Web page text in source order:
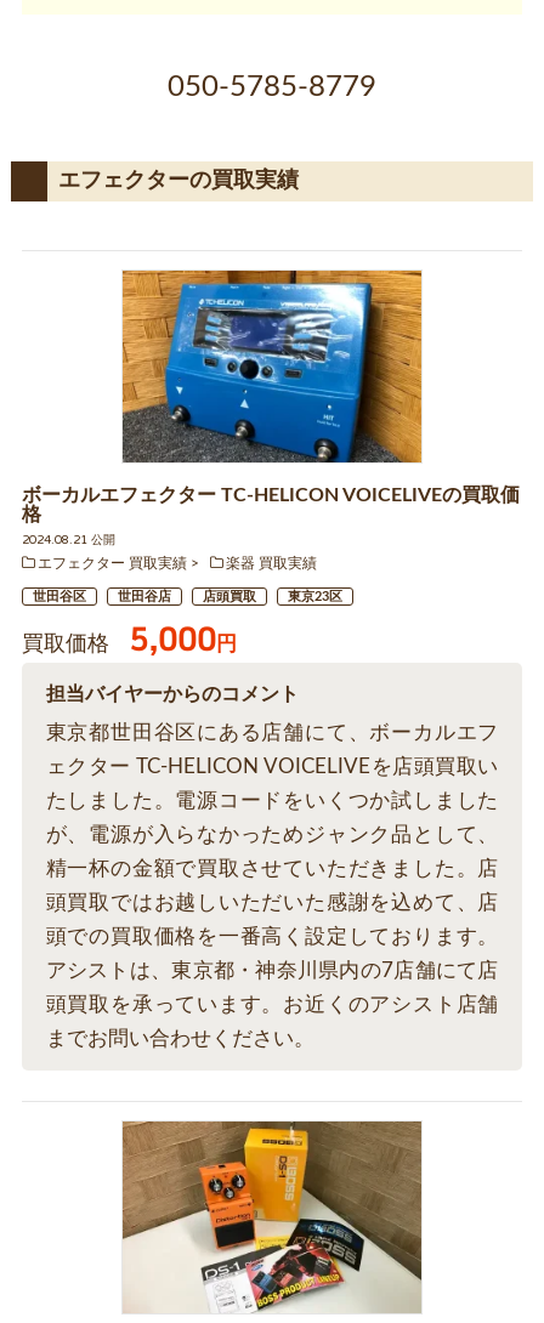
050-5785-8779
エフェクターの買取実績
ボーカルエフェクター TC-HELICON VOICELIVEの買取価
格
2024.08.21 公開
エフェクター 買取実績
楽器 買取実績
世田谷区 世田谷店 店頭買取 東京23区
買取価格 5,000円
担当バイヤーからのコメント
東京都世田谷区にある店舗にて、ボーカルエフ
ェクター TC-HELICON VOICELIVEを店頭買取い
たしました。電源コードをいくつか試しました
が、電源が入らなかっためジャンク品として、
精一杯の金額で買取させていただきました。店
頭買取ではお越しいただいた感謝を込めて、店
頭での買取価格を一番高く設定しております。
アシストは、東京都・神奈川県内の7店舗にて店
頭買取を承っています。お近くのアシスト店舗
までお問い合わせください。